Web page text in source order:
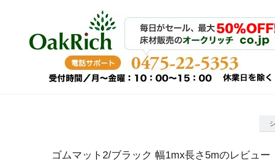
ゴムマット2/ブラック 幅1mx長さ5mのレビュー